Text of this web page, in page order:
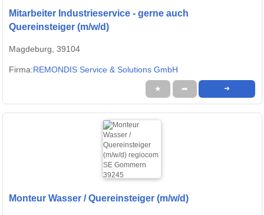
Mitarbeiter Industrieservice - gerne auch
Quereinsteiger (m/w/d)
Magdeburg, 39104
Firma:REMONDIS Service & Solutions GmbH
★ ➦ ➜
Monteur Wasser / Quereinsteiger (m/w/d)